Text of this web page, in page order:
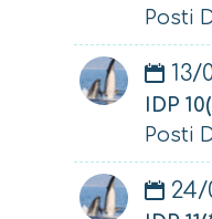
Posti
13/
IDP
Posti
24/